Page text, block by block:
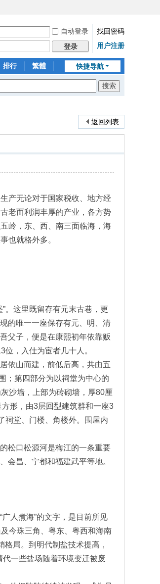
自动登录
找回密码
登录 用户注册
快捷导航
排行 繁體
返回列表
产无论对于国家税收、地方经
老而利润丰厚的产业，各方势
岭，东、西、南三面临海，海
也就格外多。
这里既留存有元末古巷，更
的唯一一座保存有元、明、清
父子，便是在康熙初年依靠贩
，入仕为宦者几十人。
依山而建，前低后高，共由五
；第四部分为以祠堂为中心的
沙墙，上部为砖砌墙，厚80厘
形，由3层回型建筑群和一座3
祠堂、门楼、角楼外。围屋内
松口松源河是梅江的一条重要
会昌、宁都和福建武平等地。
人煮海”的文字，是目前所见
今珠三角、粤东、粤西和海南
局。到明代制盐技术提高，
一些盐场随着环境变迁被废